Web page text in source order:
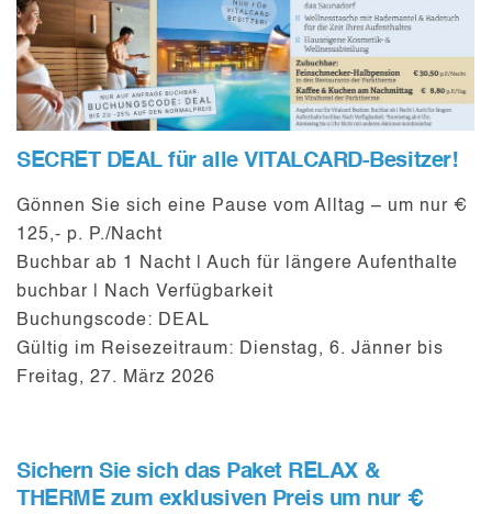
SECRET DEAL für alle VITALCARD-Besitzer!
Gönnen Sie sich eine Pause vom Alltag – um nur €
125,- p. P./Nacht
Buchbar ab 1 Nacht | Auch für längere Aufenthalte
buchbar | Nach Verfügbarkeit
Buchungscode: DEAL
Gültig im Reisezeitraum: Dienstag, 6. Jänner bis
Freitag, 27. März 2026
SichernSiesich das Paket RELAX &
THERMEzum exklusiven Preis um nur €